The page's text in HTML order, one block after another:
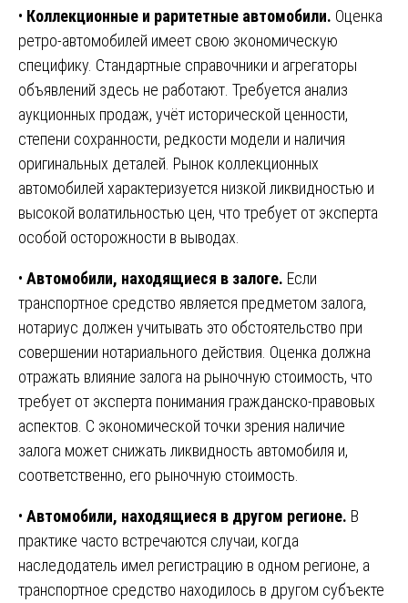
• Коллекционные и раритетные автомобили. Оценка
ретро-автомобилей имеет свою экономическую
специфику. Стандартные справочники и агрегаторы
объявлений здесь не работают. Требуется анализ
аукционных продаж, учёт исторической ценности,
степени сохранности, редкости модели и наличия
оригинальных деталей. Рынок коллекционных
автомобилей характеризуется низкой ликвидностью и
высокой волатильностью цен, что требует от эксперта
особой осторожности в выводах.
• Автомобили, находящиеся в залоге. Если
транспортное средство является предметом залога,
нотариус должен учитывать это обстоятельство при
совершении нотариального действия. Оценка должна
отражать влияние залога на рыночную стоимость, что
требует от эксперта понимания гражданско-правовых
аспектов. С экономической точки зрения наличие
залога может снижать ликвидность автомобиля и,
соответственно, его рыночную стоимость.
• Автомобили, находящиеся в другом регионе. В
практике часто встречаются случаи, когда
наследодатель имел регистрацию в одном регионе, а
транспортное средство находилось в другом субъекте